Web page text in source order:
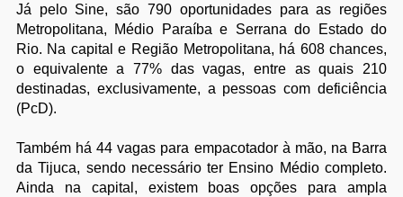
Já pelo Sine, são 790 oportunidades para as regiões
Metropolitana, Médio Paraíba e Serrana do Estado do
Rio. Na capital e Região Metropolitana, há 608 chances,
o equivalente a 77% das vagas, entre as quais 210
destinadas, exclusivamente, a pessoas com deficiência
(PcD).
Também há 44 vagas para empacotador à mão, na Barra
da Tijuca, sendo necessário ter Ensino Médio completo.
Ainda na capital, existem boas opções para ampla